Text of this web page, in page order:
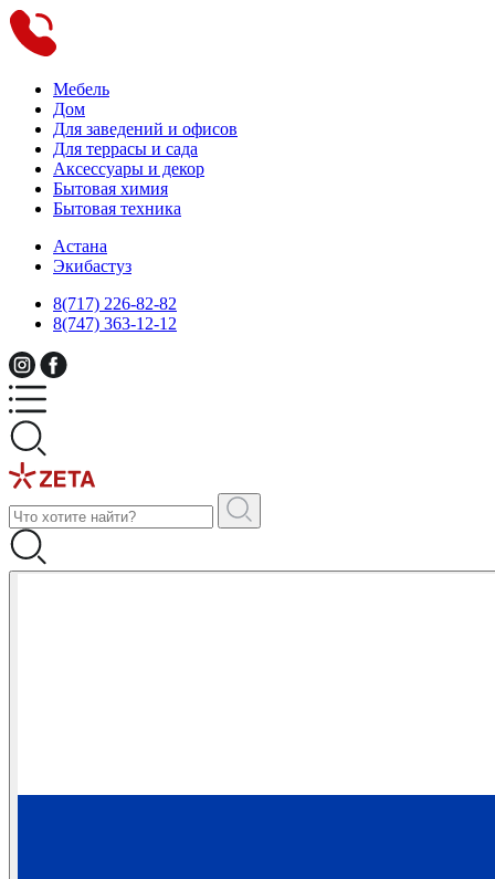
Мебель
Дом
Для заведений и офисов
Для террасы и сада
Аксессуары и декор
Бытовая химия
Бытовая техника
Астана
Экибастуз
8(717) 226-82-82
8(747) 363-12-12